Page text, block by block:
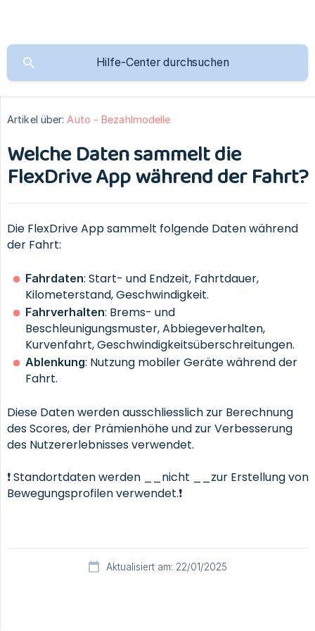
Artikel über: Auto - Bezahlmodelle
Welche Daten sammelt die
FlexDrive App während der Fahrt?
Die FlexDrive App sammelt folgende Daten während
der Fahrt:
Fahrdaten: Start- und Endzeit, Fahrtdauer,
Kilometerstand, Geschwindigkeit.
Fahrverhalten: Brems- und
Beschleunigungsmuster, Abbiegeverhalten,
Kurvenfahrt, Geschwindigkeitsüberschreitungen.
Ablenkung: Nutzung mobiler Geräte während der
Fahrt.
Diese Daten werden ausschliesslich zur Berechnung
des Scores, der Prämienhöhe und zur Verbesserung
des Nutzererlebnisses verwendet.
❗ Standortdaten werden __nicht __zur Erstellung von
Bewegungsprofilen verwendet.❗
Aktualisiert am: 22/01/2025